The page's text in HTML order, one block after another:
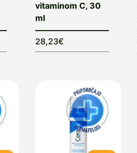
vitaminom C, 30
ml
28,23€